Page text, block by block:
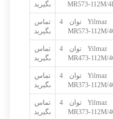
بگیرید
گیربکس هلیکال Yilmaz توان 4
تماس
بگیرید
گیربکس هلیکال Yilmaz توان 4
تماس
بگیرید
گیربکس هلیکال Yilmaz توان 4
تماس
بگیرید
گیربکس هلیکال Yilmaz توان 4
تماس
بگیرید